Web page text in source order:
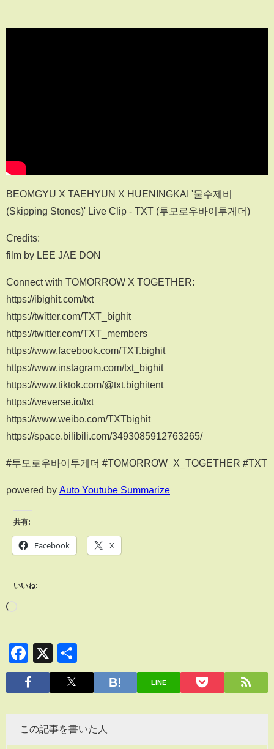
BEOMGYU X TAEHYUN X HUENINGKAI '물수제비
(Skipping Stones)' Live Clip - TXT (투모로우바이투게더)
Credits:
film by LEE JAE DON
Connect with TOMORROW X TOGETHER:
https://ibighit.com/txt
https://twitter.com/TXT_bighit
https://twitter.com/TXT_members
https://www.facebook.com/TXT.bighit
https://www.instagram.com/txt_bighit
https://www.tiktok.com/@txt.bighitent
https://weverse.io/txt
https://www.weibo.com/TXTbighit
https://space.bilibili.com/3493085912763265/
#투모로우바이투게더 #TOMORROW_X_TOGETHER #TXT
powered by Auto Youtube Summarize
共有:
Facebook X
いいね:
Facebook
X
有
LINE
この記事を書いた人